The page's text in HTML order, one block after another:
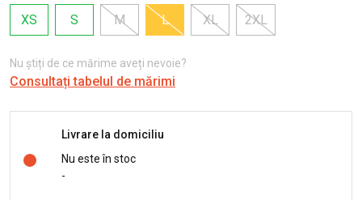
XS
S M L XL 2XL
Nu știți de ce mărime aveți nevoie?
Consultați tabelul de mărimi
Livrare la domiciliu
Nu este în stoc
-